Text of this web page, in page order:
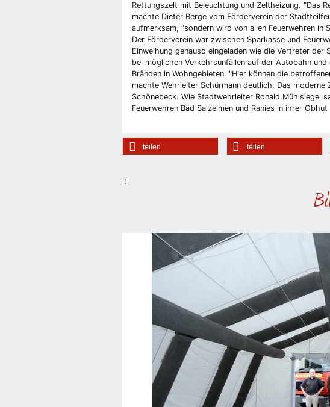
Rettungszelt mit Beleuchtung und Zeltheizung. "Das
machte Dieter Berge vom Förderverein der
aufmerksam, "sondern wird von allen Feuerwehren in
Der Förderverein war zwischen Sparkasse und
Einweihung genauso eingeladen wie die Vertreter
bei möglichen Verkehrsunfällen auf der Autobahn
Bränden in Wohngebieten. "Hier können die
machte Wehrleiter Schürmann deutlich. Das
Schönebeck. Wie Stadtwehrleiter Ronald Mühlsiegel
Feuerwehren Bad Salzelmen und Ranies in ihrer Obhut
teilen teilen